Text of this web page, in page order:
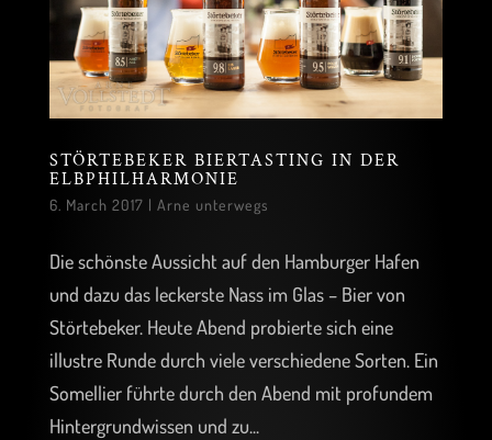
STÖRTEBEKER BIERTASTING IN DER
ELBPHILHARMONIE
6. March 2017 | Arne unterwegs
Die schönste Aussicht auf den Hamburger Hafen
und dazu das leckerste Nass im Glas – Bier von
Störtebeker. Heute Abend probierte sich eine
illustre Runde durch viele verschiedene Sorten. Ein
Somellier führte durch den Abend mit profundem
Hintergrundwissen und zu...